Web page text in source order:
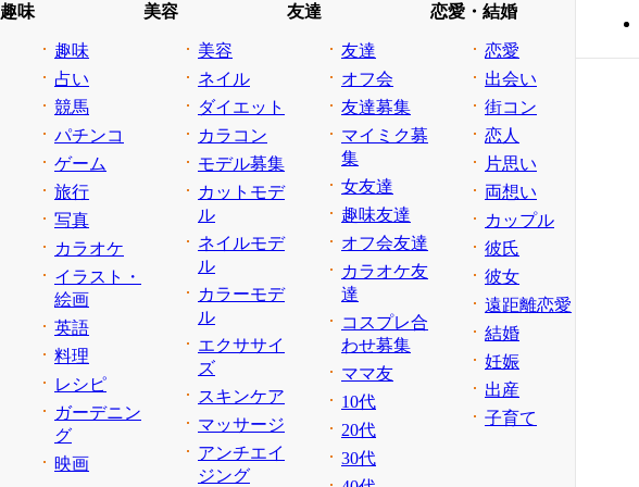
趣味
趣味
占い
競馬
パチンコ
ゲーム
旅行
写真
カラオケ
イラスト・
絵画
英語
料理
レシピ
ガーデニン
グ
映画
美容
美容
ネイル
ダイエット
カラコン
モデル募集
カットモデ
ル
ネイルモデ
ル
カラーモデ
ル
エクササイ
ズ
スキンケア
マッサージ
アンチエイ
ジング
友達
友達
オフ会
友達募集
マイミク募
集
女友達
趣味友達
オフ会友達
カラオケ友
達
コスプレ合
わせ募集
ママ友
10代
20代
30代
恋愛・結婚
恋愛
出会い
街コン
恋人
片思い
両想い
カップル
彼氏
彼女
遠距離恋愛
結婚
妊娠
出産
子育て